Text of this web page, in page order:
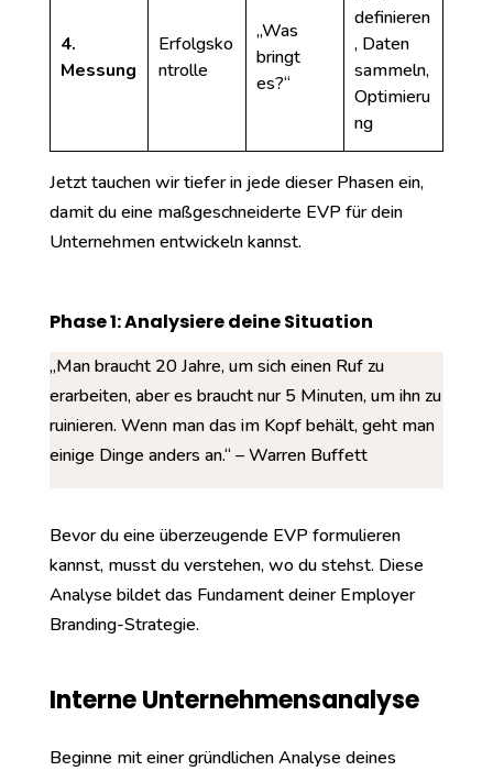
4.
Messung
Erfolgsko
ntrolle
„Was
bringt
es?“
definieren
, Daten
sammeln,
Optimieru
ng
Jetzt tauchen wir tiefer in jede dieser Phasen ein,
damit du eine maßgeschneiderte EVP für dein
Unternehmen entwickeln kannst.
Phase 1: Analysiere deine Situation
„Man braucht 20 Jahre, um sich einen Ruf zu
erarbeiten, aber es braucht nur 5 Minuten, um ihn zu
ruinieren. Wenn man das im Kopf behält, geht man
einige Dinge anders an.“ – Warren Buffett
Bevor du eine überzeugende EVP formulieren
kannst, musst du verstehen, wo du stehst. Diese
Analyse bildet das Fundament deiner Employer
Branding-Strategie.
Interne Unternehmensanalyse
Beginne mit einer gründlichen Analyse deines